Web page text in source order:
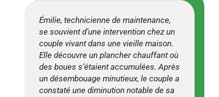
Émilie, technicienne de maintenance,
se souvient d’une intervention chez un
couple vivant dans une vieille maison.
Elle découvre un plancher chauffant où
des boues s’étaient accumulées. Après
un désembouage minutieux, le couple a
constaté une diminution notable de sa